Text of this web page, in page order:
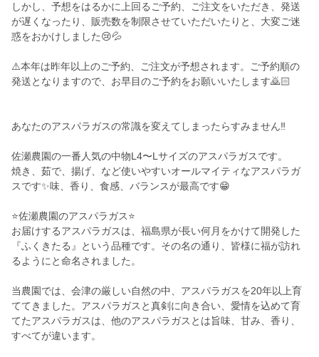
しかし、予想をはるかに上回るご予約、ご注文をいただき、発送
が遅くなったり、販売数を制限させていただいたりと、大変ご迷
惑をおかけしました😢💦
⚠️本年は昨年以上のご予約、ご注文が予想されます。ご予約順の
発送となりますので、お早目のご予約をお願いいたします🙇🏻
あなたのアスパラガスの常識を変えてしまったらすみません‼️
佐瀬農園の一番人気の中物L4〜Lサイズのアスパラガスです。
焼き、茹で、揚げ、など使いやすいオールマイティなアスパラガ
スです✨味、香り、食感、バランスが最高です😁
⭐️佐瀬農園のアスパラガス⭐️
お届けするアスパラガスは、福島県が長い何月をかけて開発した
『ふくきたる』という品種です。その名の通り、皆様に福が訪れ
るようにと命名されました。
当農園では、会津の厳しい自然の中、アスパラガスを20年以上育
ててきました。アスパラガスと真剣に向き合い、愛情を込めて育
てたアスパラガスは、他のアスパラガスとは旨味、甘み、香り、
すべてが違います。